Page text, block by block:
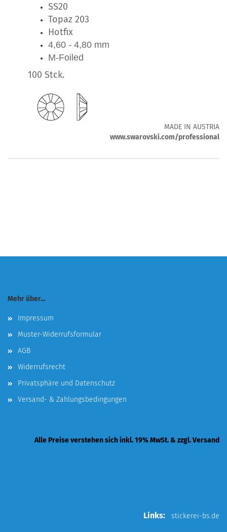
SS20
Topaz 203
Hotfix
4,60 - 4,80 mm
M-Foiled
100 Stck.
MADE IN AUSTRIA
www.swarovski.com/professional
Mehr über...
Impressum
Muster-Widerrufsformular
AGB
Widerrufsrecht
Privatsphäre und Datenschutz
Versand- & Zahlungsbedingungen
Alle Preise verstehen sich inkl. 19% MwSt. & zzgl. Versand
Links: stickerei-bs.de